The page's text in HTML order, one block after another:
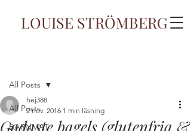
LOUISE STRÖMBERG
All Posts
BARNMAT
All Posts
Godaste bagels (glutenfria &
hej388
2 nov. 2016 1 min läsning